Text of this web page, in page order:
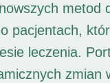
metod
pacjentach,
leczenia.
zmian